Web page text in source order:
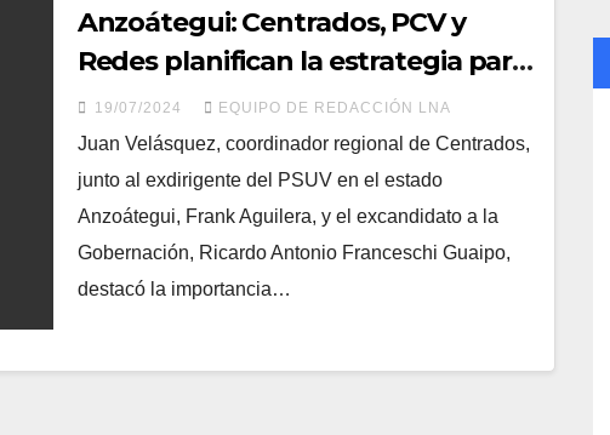
Anzoátegui: Centrados, PCV y
Redes planifican la estrategia para
las presidenciales
19/07/2024 EQUIPO DE REDACCIÓN LNA
Juan Velásquez, coordinador regional de Centrados,
junto al exdirigente del PSUV en el estado
Anzoátegui, Frank Aguilera, y el excandidato a la
Gobernación, Ricardo Antonio Franceschi Guaipo,
destacó la importancia…